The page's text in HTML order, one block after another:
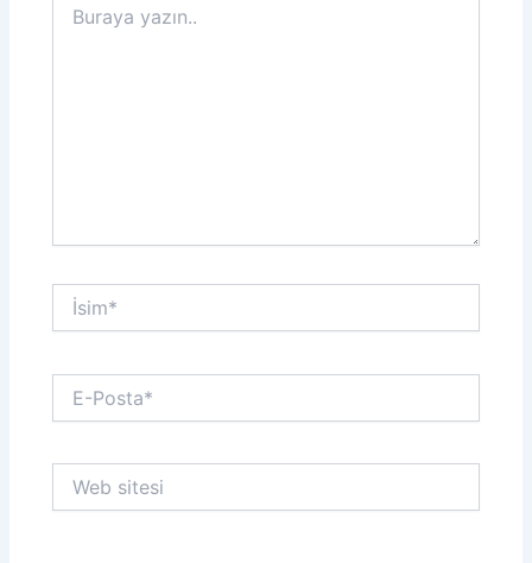
yazın..
İsim*
Posta*
sitesi